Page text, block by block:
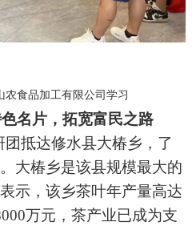
食品加工有限公司学习
名片，拓宽富民之路
抵达修水县大椿乡，了
大椿乡是该县规模最大的
示，该乡茶叶年产量高达
万元，茶产业已成为支